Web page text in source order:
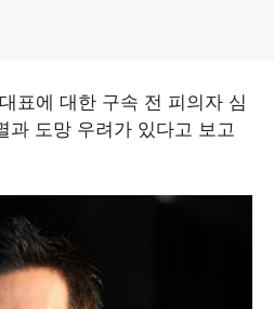
표에 대한 구속 전 피의자 심
과 도망 우려가 있다고 보고